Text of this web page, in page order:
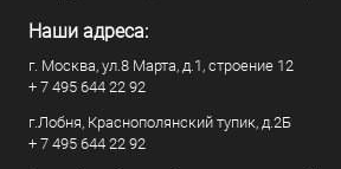
Наши адреса:
г. Москва, ул.8 Марта, д.1, строение 12
+ 7 495 644 22 92
г.Лобня, Краснополянский тупик, д.2Б
+ 7 495 644 22 92